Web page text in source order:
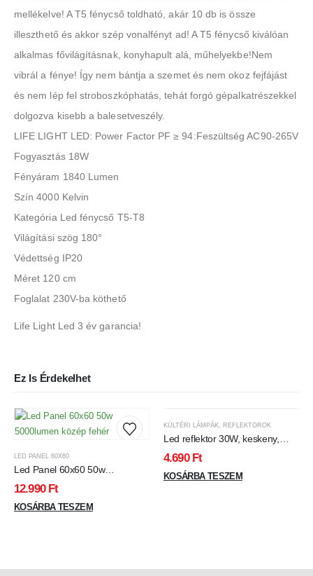
mellékelve! A T5 fénycső toldható, akár 10 db is össze
illeszthető és akkor szép vonalfényt ad! A T5 fénycső kiválóan
alkalmas fővilágításnak, konyhapult alá, műhelyekbe!Nem
vibrál a fénye! Így nem bántja a szemet és nem okoz fejfájást
és nem lép fel stroboszkóphatás, tehát forgó gépalkatrészekkel
dolgozva kisebb a balesetveszély.
LIFE LIGHT LED: Power Factor PF ≥ 94:Feszültség AC90-265V
Fogyasztás 18W
Fényáram 1840 Lumen
Szín 4000 Kelvin
Kategória Led fénycső T5-T8
Világítási szög 180°
Védettség IP20
Méret 120 cm
Foglalat 230V-ba köthető
Life Light Led 3 év garancia!
Ez Is Érdekelhet
LED PANEL 60X60
Led Panel 60x60 50w
5000lumen közép fehér
12.990 Ft
KOSÁRBA TESZEM
KÜLTÉRI LÁMPÁK, REFLEKTOROK
Led reflektor 30W, keskeny,
fehér házban, közép fehér
4.690 Ft
KOSÁRBA TESZEM